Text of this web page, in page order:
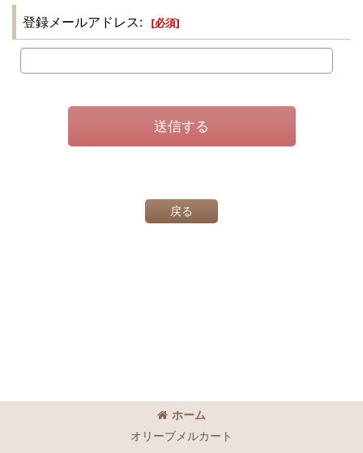
登録メールアドレス: [必須]
送信する
戻る
ホーム
オリーブメルカート